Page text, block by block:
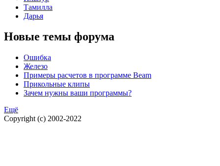
Тамилла
Дарья
Новые темы форума
Ошибка
Железо
Примеры расчетов в программе Beam
Прикольные клипы
Зачем нужны ваши программы?
Ещё
Copyright (c) 2002-2022